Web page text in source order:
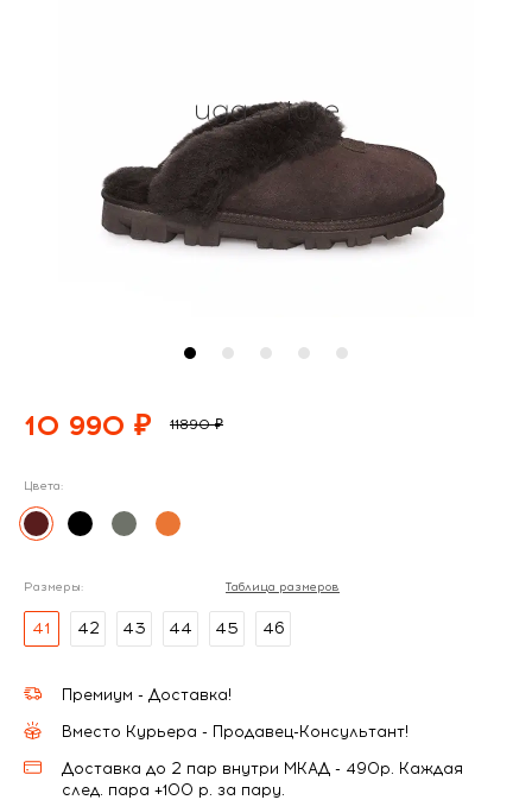
10 990 ₽ 11890 ₽
Цвета:
Размеры: Таблица размеров
41 42 43 44 45 46
Премиум - Доставка!
Вместо Курьера - Продавец-Консультант!
Доставка до 2 пар внутри МКАД - 490р. Каждая
след. пара +100 р. за пару.